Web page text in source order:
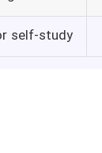
self-study